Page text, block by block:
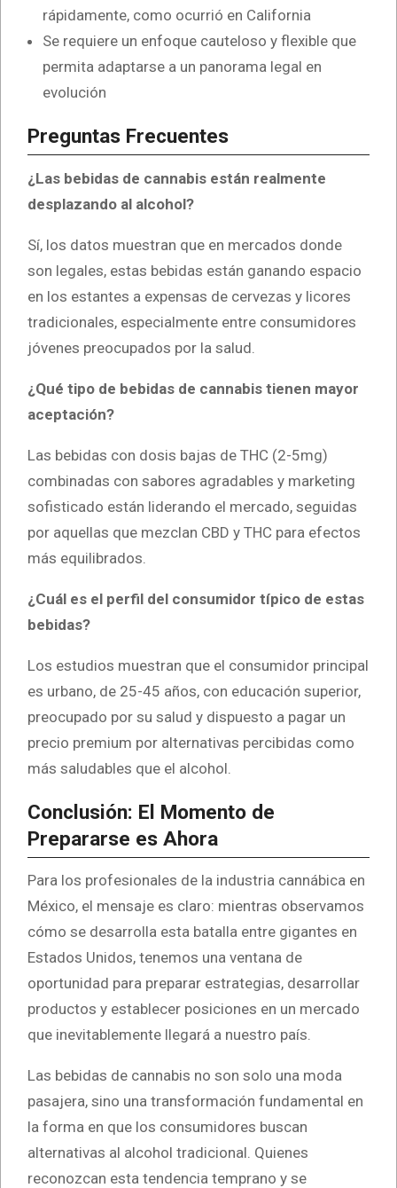
rápidamente, como ocurrió en California
Se requiere un enfoque cauteloso y flexible que
permita adaptarse a un panorama legal en
evolución
Preguntas Frecuentes
¿Las bebidas de cannabis están realmente
desplazando al alcohol?
Sí, los datos muestran que en mercados donde
son legales, estas bebidas están ganando espacio
en los estantes a expensas de cervezas y licores
tradicionales, especialmente entre consumidores
jóvenes preocupados por la salud.
¿Qué tipo de bebidas de cannabis tienen mayor
aceptación?
Las bebidas con dosis bajas de THC (2-5mg)
combinadas con sabores agradables y marketing
sofisticado están liderando el mercado, seguidas
por aquellas que mezclan CBD y THC para efectos
más equilibrados.
¿Cuál es el perfil del consumidor típico de estas
bebidas?
Los estudios muestran que el consumidor principal
es urbano, de 25-45 años, con educación superior,
preocupado por su salud y dispuesto a pagar un
precio premium por alternativas percibidas como
más saludables que el alcohol.
Conclusión: El Momento de
Prepararse es Ahora
Para los profesionales de la industria cannábica en
México, el mensaje es claro: mientras observamos
cómo se desarrolla esta batalla entre gigantes en
Estados Unidos, tenemos una ventana de
oportunidad para preparar estrategias, desarrollar
productos y establecer posiciones en un mercado
que inevitablemente llegará a nuestro país.
Las bebidas de cannabis no son solo una moda
pasajera, sino una transformación fundamental en
la forma en que los consumidores buscan
alternativas al alcohol tradicional. Quienes
reconozcan esta tendencia temprano y se